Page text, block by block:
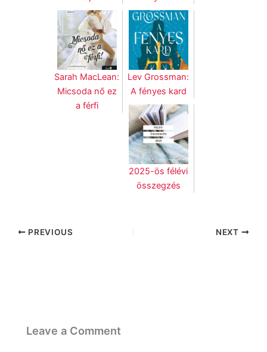
Sarah MacLean:
Micsoda nő ez
a férfi
Lev Grossman:
A fényes kard
2025-ös félévi
összegzés
PREVIOUS NEXT
Leave a Comment